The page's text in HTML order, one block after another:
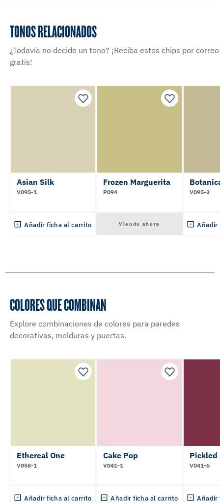
TONOS RELACIONADOS
¿Todavía no decide un tono? ¡Reciba estos chips por correo
gratis!
Asian Silk
V095-1
Añadir ficha al carrito
Frozen Marguerita
P094
Viendo ahora
V095-3
Añadir
COLORES QUE COMBINAN
Explore combinaciones de colores para paredes
decorativas, molduras y puertas.
Ethereal One
V058-1
Añadir ficha al carrito
Cake Pop
V041-1
Añadir ficha al carrito
Pickled
V041-6
Añadir